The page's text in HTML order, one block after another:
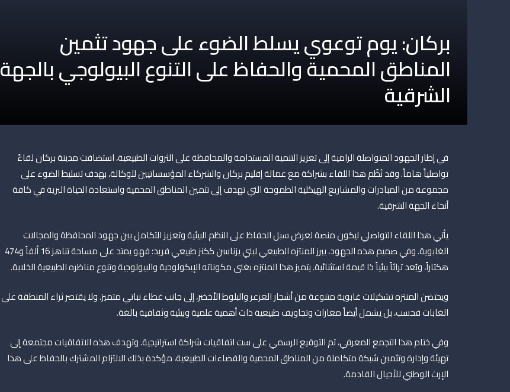
بركان: يوم توعوي يسلط الضوء على جهود تثمين
المناطق المحمية والحفاظ على التنوع البيولوجي بالجهة
الشرقية
في إطار الجهود المتواصلة الرامية إلى تعزيز التنمية المستدامة والمحافظة على الثروات الطبيعية، استضافت مدينة بركان لقاءً
تواصلياً هاماً. وقد نُظّم هذا اللقاء بشراكة مع عمالة إقليم بركان والشركاء المؤسساتيين للوكالة، بهدف تسليط الضوء على
مجموعة من المبادرات والمشاريع الهيكلية الطموحة التي تهدف إلى تثمين المناطق المحمية واستعادة الحياة البرية في كافة
أنحاء الجهة الشرقية.
يأتي هذا اللقاء التواصلي ليكون منصة لعرض سبل الحفاظ على النظم البيئية وتعزيز التكامل بين جهود المحافظة والمجالات
الغابوية. وفي صميم هذه الجهود، يبرز المنتزه الطبيعي لبني يزناسن ككنز طبيعي فريد؛ فهو يمتد على مساحة تناهز 16 ألفاً و474
هكتاراً، ويُعد تراثاً بيئياً ذا قيمة استثنائية. يتميز هذا المنتزه بغنى مكوناته الإيكولوجية والبيولوجية وتنوع مناظره الطبيعية الخلابة.
ويحتضن المنتزه تشكيلات غابوية متنوعة من أشجار العرعر والبلوط الأخضر، إلى جانب غطاء نباتي متميز. ولا يقتصر ثراء المنطقة على
الغابات فحسب، بل يشمل أيضاً مغارات وتجاويف طبيعية ذات أهمية علمية وبيئية وثقافية بالغة.
وفي ختام هذا التجمع المعرفي، تم التوقيع الرسمي على ست اتفاقيات شراكة استراتيجية. وتهدف هذه الاتفاقيات مجتمعة إلى
تهيئة وإدارة وتثمين شبكة متكاملة من المناطق المحمية والفضاءات الطبيعية، مؤكدة بذلك الالتزام المشترك بالحفاظ على هذا
الإرث الوطني للأجيال القادمة.